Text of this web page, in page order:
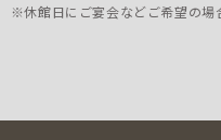
※休館日にご宴会などご希望の場